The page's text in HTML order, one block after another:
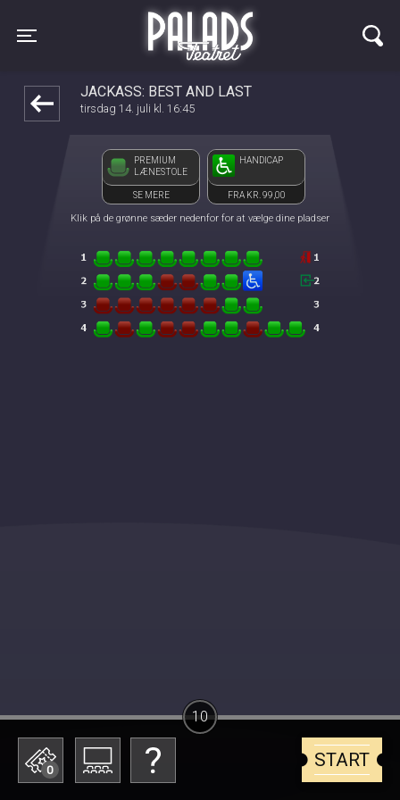
Toggle navigation
Palads Teatret
JACKASS: BEST AND LAST
tirsdag 14. juli kl. 16:45
PREMIUM
LÆNESTOLE
SE MERE
HANDICAP
FRA KR. 99,00
Klik på de grønne sæder nedenfor for at vælge dine pladser
0 START
10
front05-temp 041910